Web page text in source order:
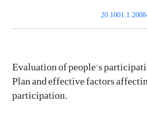
Evaluation of people’s
Plan and effective factors
participation.